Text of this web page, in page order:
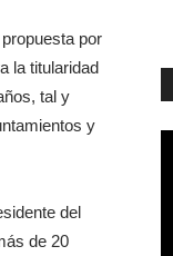
por
la titularidad
tal y
y
del
de 20